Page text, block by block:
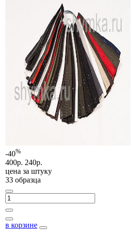
-40%
400р. 240р.
цена за штуку
33 образца
в корзине